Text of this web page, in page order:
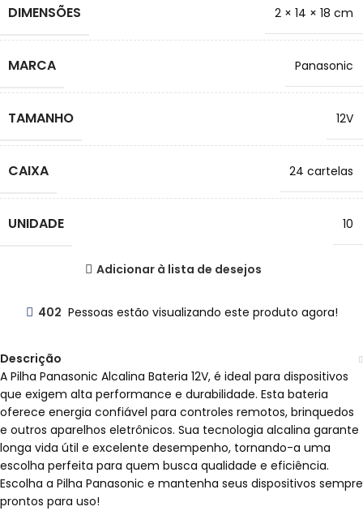
DIMENSÕES 2 × 14 × 18 cm
MARCA Panasonic
TAMANHO 12V
CAIXA 24 cartelas
UNIDADE 10
Adicionar à lista de desejos
402 Pessoas estão visualizando este produto agora!
Descrição
A Pilha Panasonic Alcalina Bateria 12V, é ideal para dispositivos
que exigem alta performance e durabilidade. Esta bateria
oferece energia confiável para controles remotos, brinquedos
e outros aparelhos eletrônicos. Sua tecnologia alcalina garante
longa vida útil e excelente desempenho, tornando-a uma
escolha perfeita para quem busca qualidade e eficiência.
Escolha a Pilha Panasonic e mantenha seus dispositivos sempre
prontos para uso!